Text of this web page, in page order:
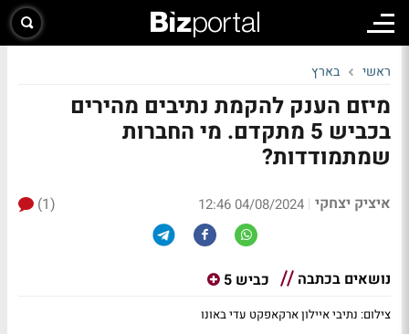
ראשי בארץ
מיזם הענק להקמת נתיבים מהירים
בכביש 5 מתקדם. מי החברות
שמתמודדות?
איציק יצחקי |
04/08/2024 12:46
(1)
נושאים בכתבה כביש 5
צילום: נתיבי איילון ארקאפקט עדי באונו